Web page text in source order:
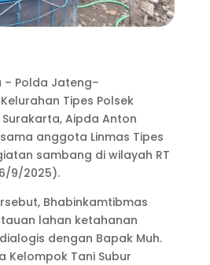
Polda Jateng–
Tipes Polsek
Aipda Anton
anggota Linmas Tipes
sambang di wilayah RT
9/2025).
Bhabinkamtibmas
lahan ketahanan
dengan Bapak Muh.
Kelompok Tani Subur